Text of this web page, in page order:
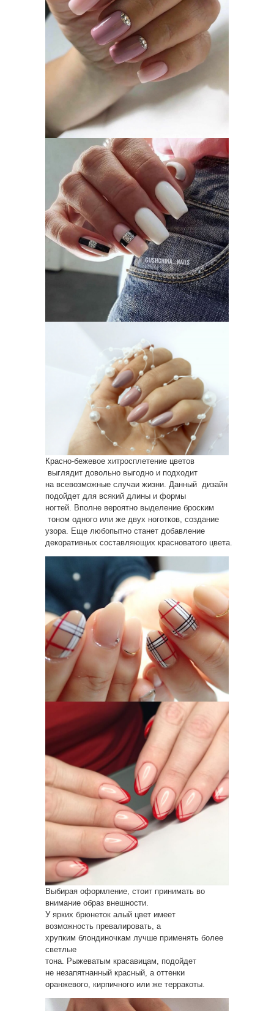
Красно-бежевое хитросплетение цветов
выглядит довольно выгодно и подходит
на всевозможные случаи жизни. Данный дизайн
подойдет для всякий длины и формы
ногтей. Вполне вероятно выделение броским
тоном одного или же двух ноготков, создание
узора. Еще любопытно станет добавление
декоративных составляющих красноватого цвета.
Выбирая оформление, стоит принимать во
внимание образ внешности.
У ярких брюнеток алый цвет имеет
возможность превалировать, а
хрупким блондиночкам лучше применять более
светлые
тона. Рыжеватым красавицам, подойдет
не незапятнанный красный, а оттенки
оранжевого, кирпичного или же терракоты.